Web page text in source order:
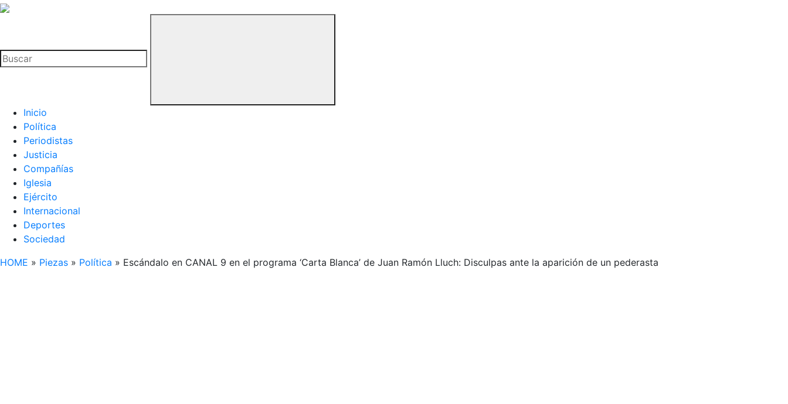
La
Buitre
Inicio
Política
Periodistas
Justicia
Compañías
Iglesia
Ejército
Internacional
Deportes
Sociedad
HOME » Piezas » Política » Escándalo en CANAL 9 en el programa ‘Carta Blanca’ de Juan Ramón Lluch: Disculpas ante la aparición de un pederasta